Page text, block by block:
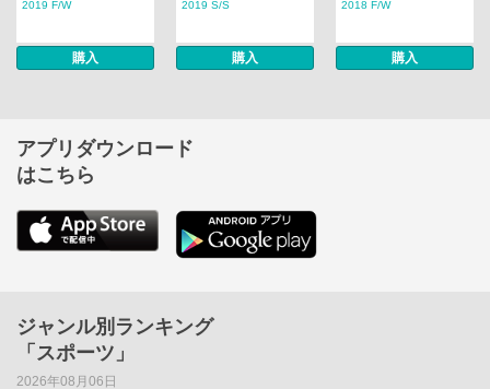
2019 F/W
購入
2019 S/S
購入
2018 F/W
購入
アプリダウンロード
はこちら
ジャンル別ランキング
「スポーツ」
2026年08月06日